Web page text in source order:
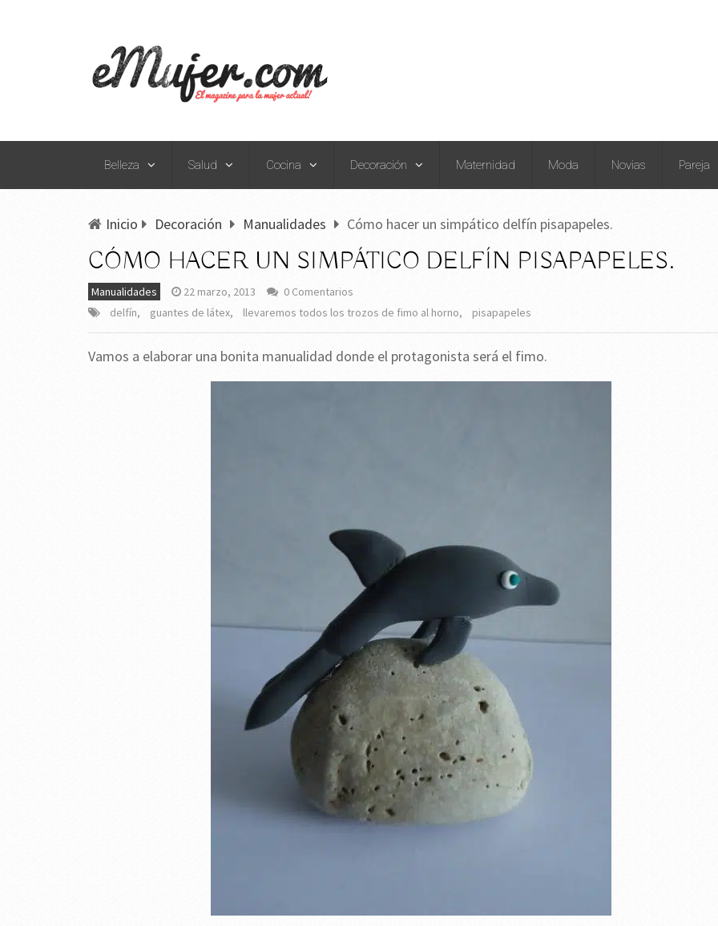
Belleza Salud Cocina Decoración Maternidad Moda Novias Pareja
Inicio Decoración Manualidades Cómo hacer un simpático delfín pisapapeles.
CÓMO HACER UN SIMPÁTICO DELFÍN PISAPAPELES.
Manualidades 22 marzo, 2013
0 Comentarios
delfín, guantes de látex, llevaremos todos los trozos de fimo al horno, pisapapeles
Vamos a elaborar una bonita manualidad donde el protagonista será el fimo.